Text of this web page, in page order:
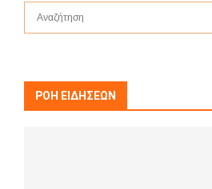
f
ΡΟΗ ΕΙΔΗΣΕΩΝ